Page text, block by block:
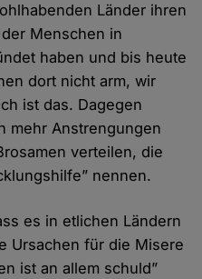
Länder ihren
Menschen in
haben und bis heute
dort nicht arm, wir
ist das. Dagegen
mehr Anstrengungen
verteilen, die
nennen.
es in etlichen Ländern
Ursachen für die Misere
ist an allem schuld”